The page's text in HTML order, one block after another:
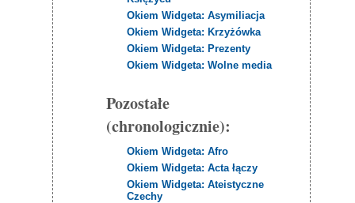
Okiem Widgeta: Asymiliacja
Okiem Widgeta: Krzyżówka
Okiem Widgeta: Prezenty
Okiem Widgeta: Wolne media
Pozostałe
(chronologicznie):
Okiem Widgeta: Afro
Okiem Widgeta: Acta łączy
Okiem Widgeta: Ateistyczne
Czechy